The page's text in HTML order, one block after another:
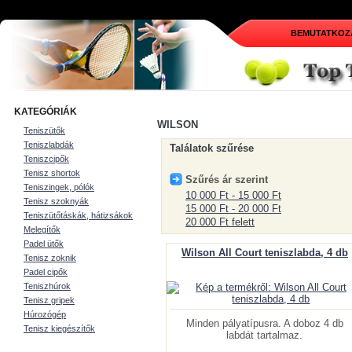
KATEGÓRIÁK
Teniszütők
Teniszlabdák
Teniszcipők
Tenisz shortok
Teniszingek, pólók
Tenisz szoknyák
Teniszütőtáskák, hátizsákok
Melegítők
Padel ütők
Tenisz zoknik
Padel cipők
Teniszhúrok
Tenisz gripek
Húrozógép
Tenisz kiegészítők
WILSON
Találatok szűrése
Szűrés ár szerint
10 000 Ft - 15 000 Ft
15 000 Ft - 20 000 Ft
20 000 Ft felett
Wilson All Court teniszlabda, 4 db
Minden pályatípusra. A doboz 4 db
labdát tartalmaz.